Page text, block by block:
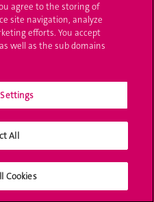
agree to the storing of
site navigation, analyze
efforts. You accept
well as the sub domains
All
Cookies